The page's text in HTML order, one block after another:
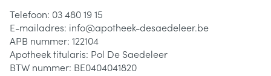
Telefoon: 03 480 19 15
E-mailadres: info@apotheek-desaedeleer.be
APB nummer: 122104
Apotheek titularis: Pol De Saedeleer
BTW nummer: BE0404041820